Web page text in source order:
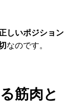
しいポジション
なのです。
筋肉と